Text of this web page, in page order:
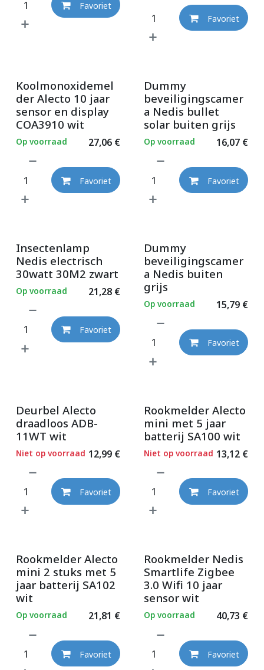
Favoriet
Favoriet
Koolmonoxidemel
der Alecto 10 jaar
sensor en display
COA3910 wit
27,06€
Op voorraad
Favoriet
Dummy
beveiligingscamer
a Nedis bullet
solar buiten grijs
16,07€
Op voorraad
Favoriet
Insectenlamp
Nedis electrisch
30watt 30M2 zwart
21,28€
Op voorraad
Favoriet
Dummy
beveiligingscamer
a Nedis buiten
grijs
15,79€
Op voorraad
Favoriet
Deurbel Alecto
draadloos ADB-
11WT wit
12,99€
Niet op voorraad
Favoriet
Rookmelder Alecto
mini met 5 jaar
batterij SA100 wit
13,12€
Niet op voorraad
Favoriet
Rookmelder Alecto
mini 2 stuks met 5
jaar batterij SA102
wit
21,81 €
Op voorraad
Favoriet
Rookmelder Nedis
Smartlife Zigbee
3.0 Wifi 10 jaar
sensor wit
40,73 €
Op voorraad
Favoriet